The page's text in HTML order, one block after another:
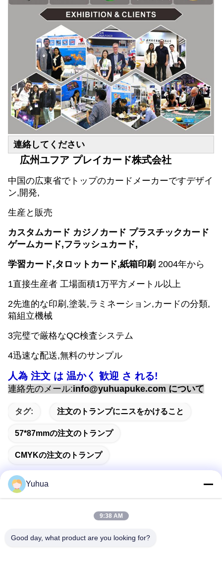
連絡してください
広州ユフア プレイカード株式会社
中国の広東省でトップのカードメーカーですデザイ
ン,開発,
生産と販売
カスタムカード カジノカード プラスチックカード
ゲームカード,フラッシュカード,
学習カード,タロットカード,紙箱印刷 2004年から
1直接生産者 工場面積1万平方メートル以上
2先進的な印刷,塗装,ラミネーション,カードの分類,
箱組立機械
3完璧で厳格なQC検査システム
4迅速な配送,無料のサンプル
人為 注文 は 温かく 歓迎 さ れる!
連絡先のメール:info@yuhuapuke.com について
タグ: 注文のトランプにニスをかけること
57*87mmの注文のトランプ
CMYKの注文のトランプ
アドレス
Yuhua
9:38 AM
Good day, what product are you looking for?